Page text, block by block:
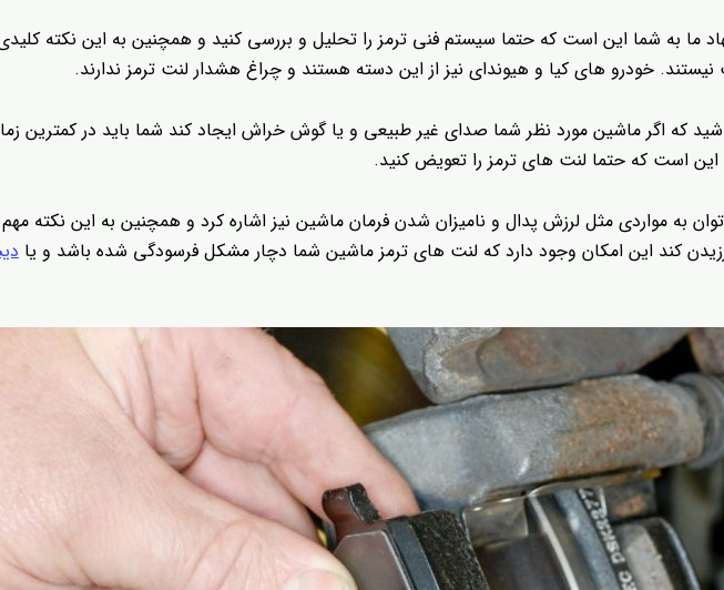
ما به شما این است که حتما سیستم فنی ترمز را تحلیل و بررسی کنید و همچنین به این نکته
خودرو های کیا و هیوندای نیز از این دسته هستند و چراغ هشدار لنت ترمز ندارند.
که اگر ماشین مورد نظر شما صدای غیر طبیعی و یا گوش خراش ایجاد کند شما باید در کمترین
است که حتما لنت های ترمز را تعویض کنید.
به مواردی مثل لرزش پدال و نامیزان شدن فرمان ماشین نیز اشاره کرد و همچنین به این نکته
کند این امکان وجود دارد که لنت های ترمز ماشین شما دچار مشکل فرسودگی شده باشد و یا